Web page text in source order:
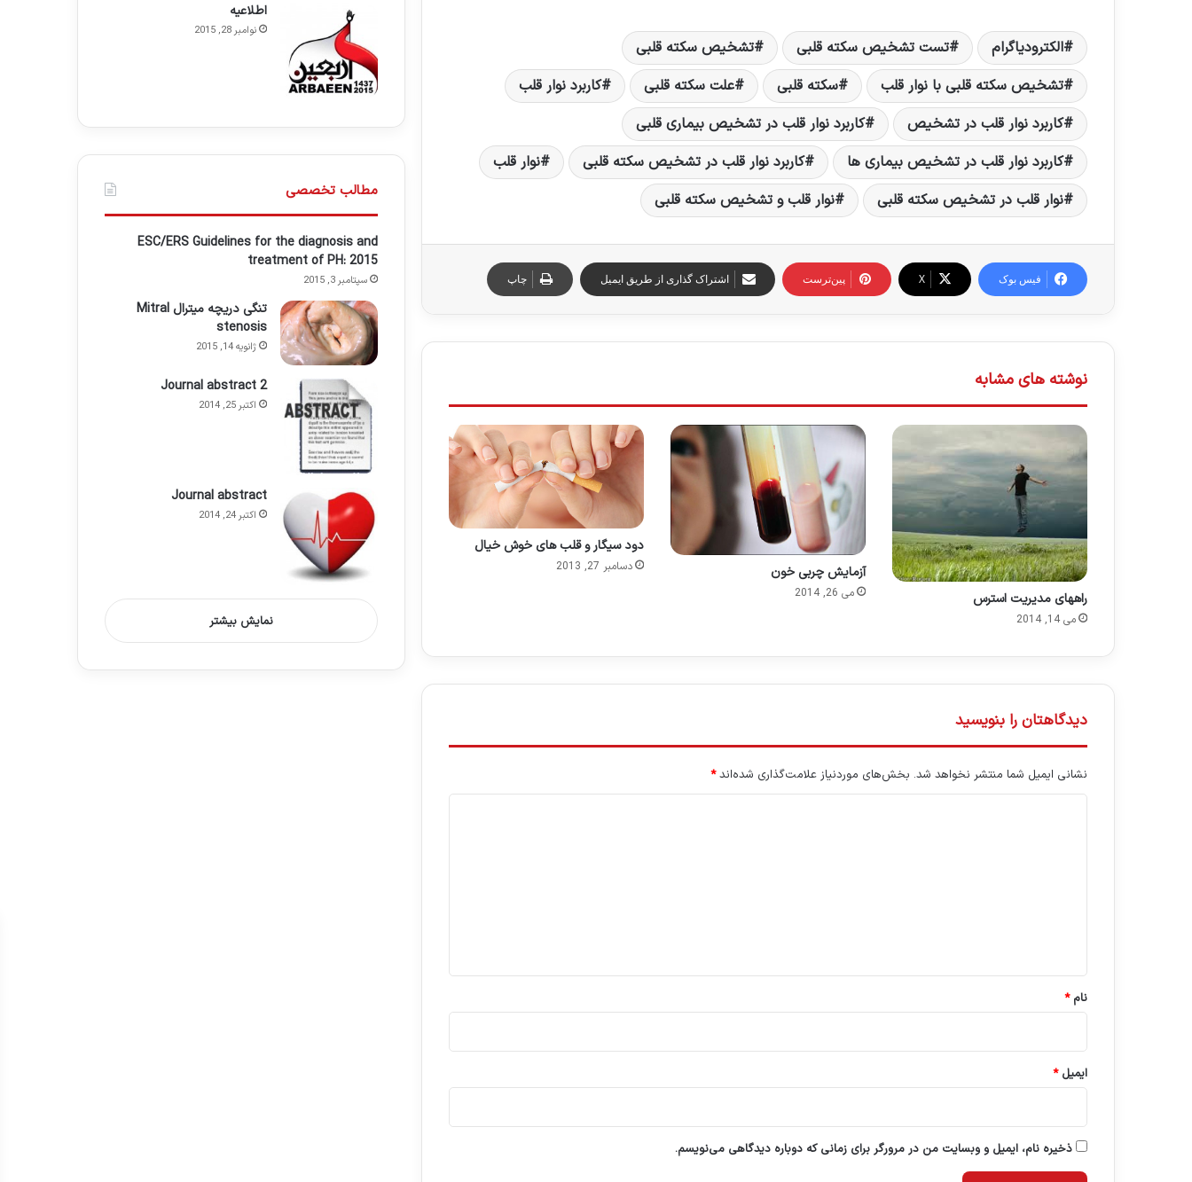
الکترودیاگرام تست تشخیص سکته قلبی
تشخیص سکته قلبی
تشخیص سکته قلبی با نوار قلب
سکته قلبی علت سکته قلبی
کاربرد نوار قلب
کاربرد نوار قلب در تشخیص
کاربرد نوار قلب در تشخیص بیماری قلبی
کاربرد نوار قلب در تشخیص بیماری ها
کاربرد نوار قلب در تشخیص سکته قلبی
نوار قلب
نوار قلب در تشخیص سکته قلبی
نوار قلب و تشخیص سکته قلبی
فیس بوک X ‫پین‌ترست اشتراک گذاری از طریق ایمیل چاپ
نوشته های مشابه
راههای مدیریت استرس
می 14, 2014
آزمایش چربی خون
می 26, 2014
دود سیگار و قلب های خوش خیال
دسامبر 27, 2013
دیدگاهتان را بنویسید
نشانی ایمیل شما منتشر نخواهد شد. بخش‌های موردنیاز علامت‌گذاری شده‌اند*
نام*
ایمیل*
ذخیره نام، ایمیل و وبسایت من در مرورگر برای زمانی که دوباره دیدگاهی می‌نویسم.
اطلاعيه
نوامبر 28, 2015
مطالب تخصصی
ESC/ERS Guidelines for the diagnosis and
treatment of PH: 2015
سپتامبر 3, 2015
تنگی دریچه میترال Mitral
stenosis
ژانویه 14, 2015
Journal abstract 2
اکتبر 25, 2014
Journal abstract
اکتبر 24, 2014
نمایش بیشتر